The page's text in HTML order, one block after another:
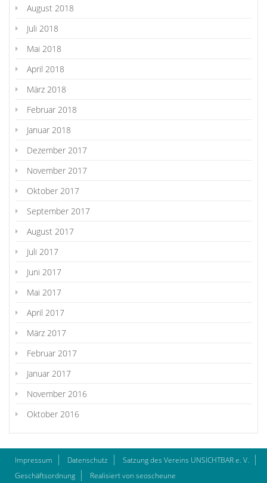
August 2018
Juli 2018
Mai 2018
April 2018
März 2018
Februar 2018
Januar 2018
Dezember 2017
November 2017
Oktober 2017
September 2017
August 2017
Juli 2017
Juni 2017
Mai 2017
April 2017
März 2017
Februar 2017
Januar 2017
November 2016
Oktober 2016
Impressum Datenschutz
Satzung des Vereins UNSICHTBAR e. V.
Geschäftsordnung
Realisiert von seoscheune